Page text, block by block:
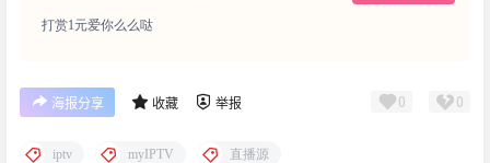
打赏1元爱你么么哒
海报分享 收藏 举报 0 0
iptv myIPTV 直播源